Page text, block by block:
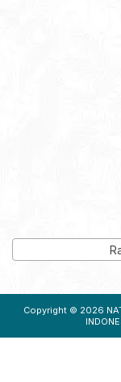
Copyright © 2026